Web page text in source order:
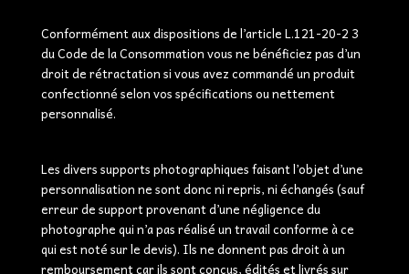
Conformément aux dispositions de l’article L.121-20-2 3
du Code de la Consommation vous ne bénéficiez pas d’un
droit de rétractation si vous avez commandé un produit
confectionné selon vos spécifications ou nettement
personnalisé.
Les divers supports photographiques faisant l’objet d’une
personnalisation ne sont donc ni repris, ni échangés (sauf
erreur de support provenant d’une négligence du
photographe qui n’a pas réalisé un travail conforme à ce
qui est noté sur le devis). Ils ne donnent pas droit à un
remboursement car ils sont conçus, édités et livrés sur